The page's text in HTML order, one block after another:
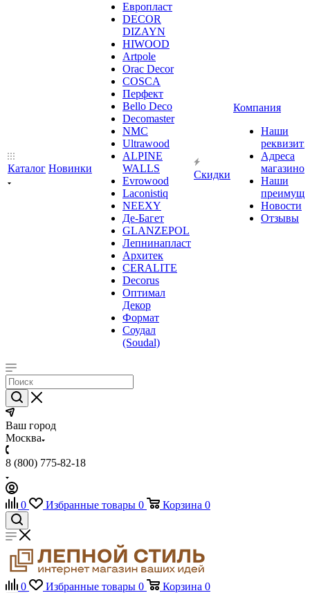
Каталог Новинки
Европласт
DECOR
DIZAYN
HIWOOD
Artpole
Orac Decor
COSCA
Перфект
Bello Deco
Decomaster
NMС
Ultrawood
ALPINE
WALLS
Evrowood
Laconistiq
NEEXY
Де-Багет
GLANZEPOL
Лепнинапласт
Архитек
CERALITE
Decorus
Оптимал
Декор
Формат
Соудал
(Soudal)
Скидки
Компания
Наши
Адреса
магазинов
Наши
Новости
Отзывы
Ваш город
Москва
8 (800) 775-82-18
0 Избранные товары 0 Корзина 0
0 Избранные товары 0 Корзина 0